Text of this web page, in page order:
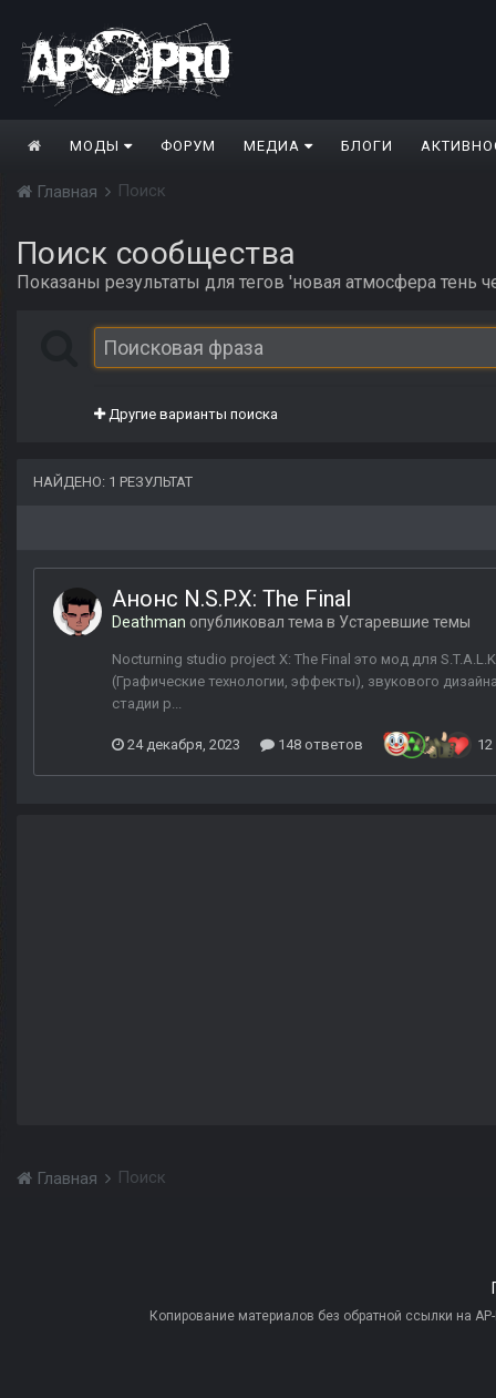
МОДЫ ФОРУМ МЕДИА БЛОГИ
Главная Поиск
Поиск сообщества
Показаны результаты для тегов 'новая атмосфера тень
Другие варианты поиска
НАЙДЕНО: 1 РЕЗУЛЬТАТ
Анонс N.S.P.X: The Final
Deathman опубликовал тема в Устаревшие темы
Nocturning studio project X: The Final это мод для
(Графические технологии, эффекты), звукового
стадии р...
24 декабря, 2023 148 ответов 12
Главная Поиск
Копирование материалов без обратной ссылки на